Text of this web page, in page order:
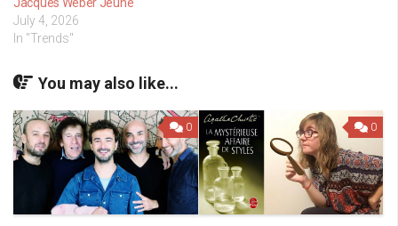
Jacques Weber Jeune
July 4, 2026
In "Trends"
You may also like...
0 0